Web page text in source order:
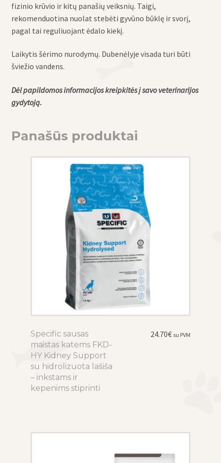
fizinio krūvio ir kitų panašių veiksnių. Taigi,
rekomenduotina nuolat stebėti gyvūno būklę ir svorį,
pagal tai reguliuojant ėdalo kiekį.
Laikytis šėrimo nurodymų. Dubenėlyje visada turi būti
šviežio vandens.
Dėl papildomos informacijos kreipkitės į savo veterinarijos
gydytoją.
Panašūs produktai
product
multiple
be
on
Specific sausas
maistas katėms FKD-
HY Kidney Support
su hidrolizuota lašiša
– inkstams ir
kepenims stiprinti
24.70€ su PVM